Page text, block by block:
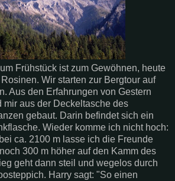
Frühstück ist zum Gewöhnen, heute
Wir starten zur Bergtour auf
. Aus den Erfahrungen von Gestern
mir aus der Deckeltasche des
gebaut. Darin befindet sich ein
Wieder komme ich nicht hoch:
ca. 2100 m lasse ich die Freunde
300 m höher auf den Kamm des
geht dann steil und wegelos durch
Harry sagt: "So einen